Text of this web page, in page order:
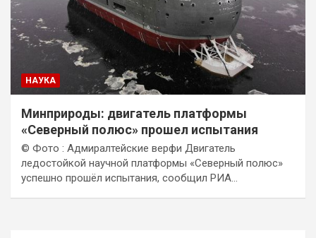
НАУКА
Минприроды: двигатель платформы
«Северный полюс» прошел испытания
© Фото : Адмиралтейские верфи Двигатель
ледостойкой научной платформы «Северный полюс»
успешно прошёл испытания, сообщил РИА…